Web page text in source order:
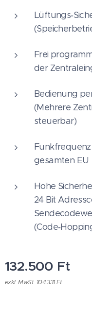
Frei
der
Bedienung
(Mehrere
steuerbar)
gesamten EU
Hohe
24 Bit
132.500 Ft
exkl. MwSt. 104.331 Ft